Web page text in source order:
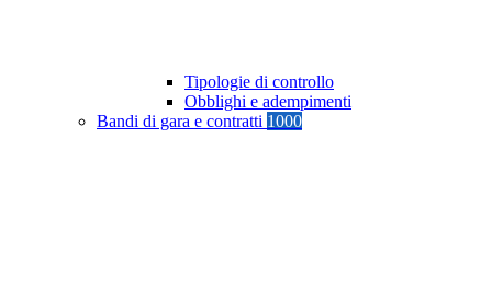
Tipologie di controllo
Obblighi e adempimenti
Bandi di gara e contratti 1000